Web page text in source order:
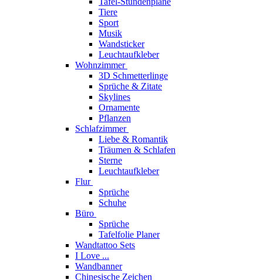
Tiere
Sport
Musik
Wandsticker
Leuchtaufkleber
Wohnzimmer
3D Schmetterlinge
Sprüche & Zitate
Skylines
Ornamente
Pflanzen
Schlafzimmer
Liebe & Romantik
Träumen & Schlafen
Sterne
Leuchtaufkleber
Flur
Sprüche
Schuhe
Büro
Sprüche
Tafelfolie Planer
Wandtattoo Sets
I Love ...
Wandbanner
Chinesische Zeichen